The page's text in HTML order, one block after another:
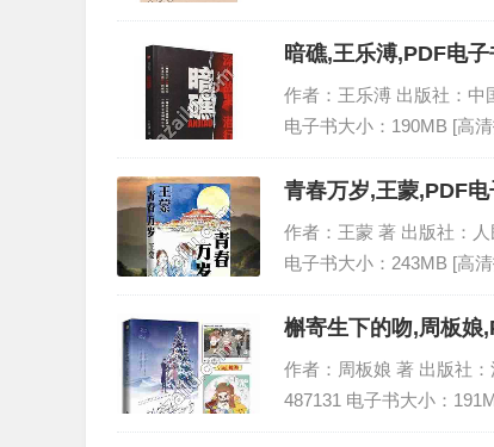
暗礁,王乐溥,PDF电
作者：王乐溥 出版社：中
电子书大小：190MB [高
青春万岁,王蒙,PDF
作者：王蒙 著 出版社：
电子书大小：243MB [高
槲寄生下的吻,周板娘
作者：周板娘 著 出版社
487131 电子书大小：